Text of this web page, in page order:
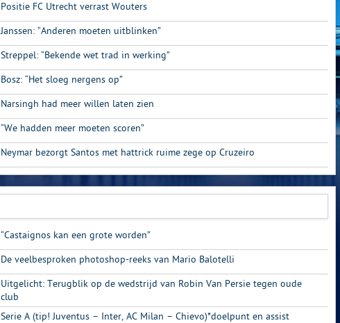
Positie FC Utrecht verrast Wouters
Janssen: “Anderen moeten uitblinken”
Streppel: “Bekende wet trad in werking”
Bosz: “Het sloeg nergens op”
Narsingh had meer willen laten zien
“We hadden meer moeten scoren”
Neymar bezorgt Santos met hattrick ruime zege op Cruzeiro
“Castaignos kan een grote worden”
De veelbesproken photoshop-reeks van Mario Balotelli
Uitgelicht: Terugblik op de wedstrijd van Robin Van Persie tegen oude
club
Serie A (tip! Juventus – Inter, AC Milan – Chievo)*doelpunt en assist